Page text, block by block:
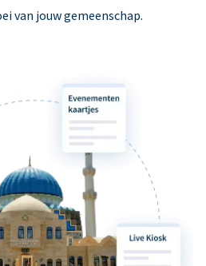
van jouw gemeenschap.